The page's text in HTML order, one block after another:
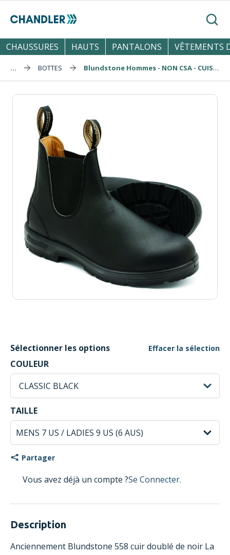
Skip to main content
CHAUSSURES
HAUTS PANTALONS VÊTEMENTS
... BOTTES Blundstone Hommes - NON CSA - CUISINE SEULEMENT (558)
Sélectionner les options Effacer la sélection
COULEURCLASSIC BLACK Selected
CLASSIC BLACK
TAILLEMENS 7 US / LADIES 9 US (6 AUS) Selected
Partager
Vous avez déjà un compte ?Se Connecter.
Description
Anciennement Blundstone 558 cuir doublé de noir La